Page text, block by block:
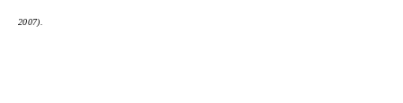
2007).